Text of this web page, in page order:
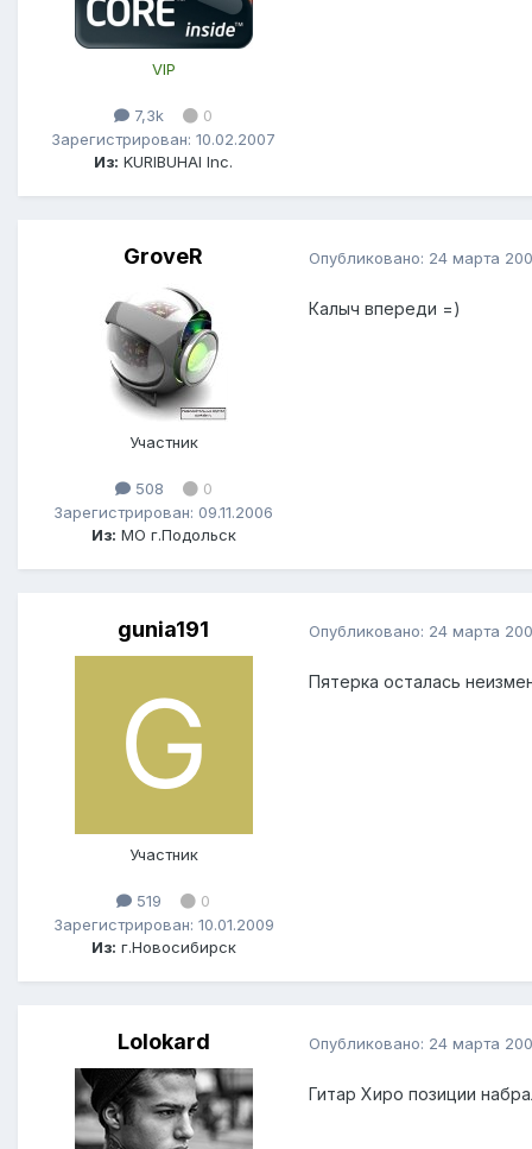
VIP
7,3k
0
Зарегистрирован: 10.02.2007
Из: KURIBUHAI Inc.
GroveR
Участник
508
0
Зарегистрирован: 09.11.2006
Из: МО г.Подольск
Опубликовано: 24 марта
Калыч впереди =)
gunia191
Участник
519
0
Зарегистрирован: 10.01.2009
Из: г.Новосибирск
Опубликовано: 24 марта
Пятерка осталась
Lolokard Опубликовано: 24 марта
Гитар Хиро позиции